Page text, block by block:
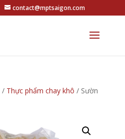
contact@mptsaigon.com
/ Thực phẩm chay khô / Sườn